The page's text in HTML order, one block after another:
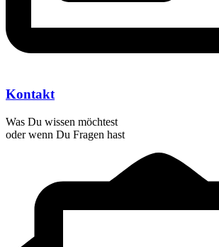
Kontakt
Was Du wissen möchtest
oder wenn Du Fragen hast